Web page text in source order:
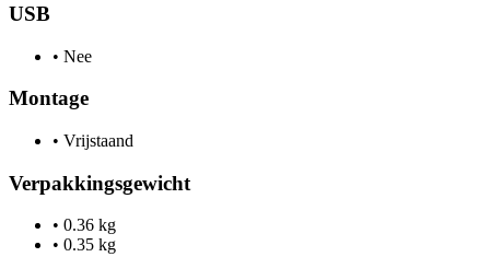
USB
• Nee
Montage
• Vrijstaand
Verpakkingsgewicht
• 0.36 kg
• 0.35 kg